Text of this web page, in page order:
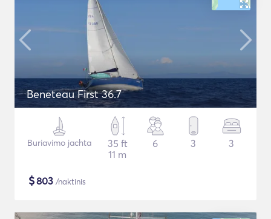
Beneteau First 36.7
Buriavimo jachta
35 ft
11 m
6 3 3
$803 /naktinis